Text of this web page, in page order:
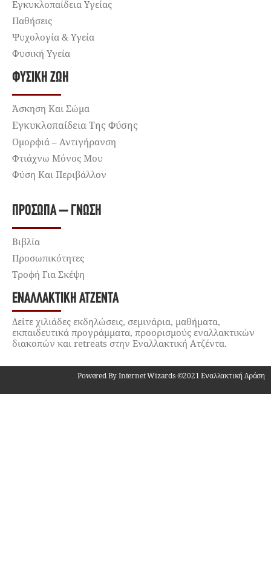
Εγκυκλοπαίδεια Υγείας
Παθήσεις
Ψυχολογία & Υγεία
Φυσική Υγεία
ΦΥΣΙΚΉ ΖΩΉ
Άσκηση Και Σώμα
Εγκυκλοπαίδεια Της Φύσης
Ομορφιά – Αντιγήρανση
Φτιάχνω Μόνος Μου
Φύση Και Περιβάλλον
ΠΡΌΣΩΠΑ – ΓΝΏΣΗ
Βιβλία
Προσωπικότητες
Τροφή Για Σκέψη
ΕΝΑΛΛΑΚΤΙΚΉ ΑΤΖΈΝΤΑ
Δείτε χιλιάδες εκδηλώσεις, σεμινάρια, μαθήματα,
εκπαιδευτικά προγράμματα, προορισμούς εναλλακτικών
διακοπών και retreats στην Εναλλακτική Ατζέντα.
Powered By Internet Wizards ©2021 Εναλλακτική Δράση